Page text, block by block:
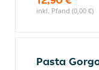
inkl. Pfand (0,00 €)
Pasta